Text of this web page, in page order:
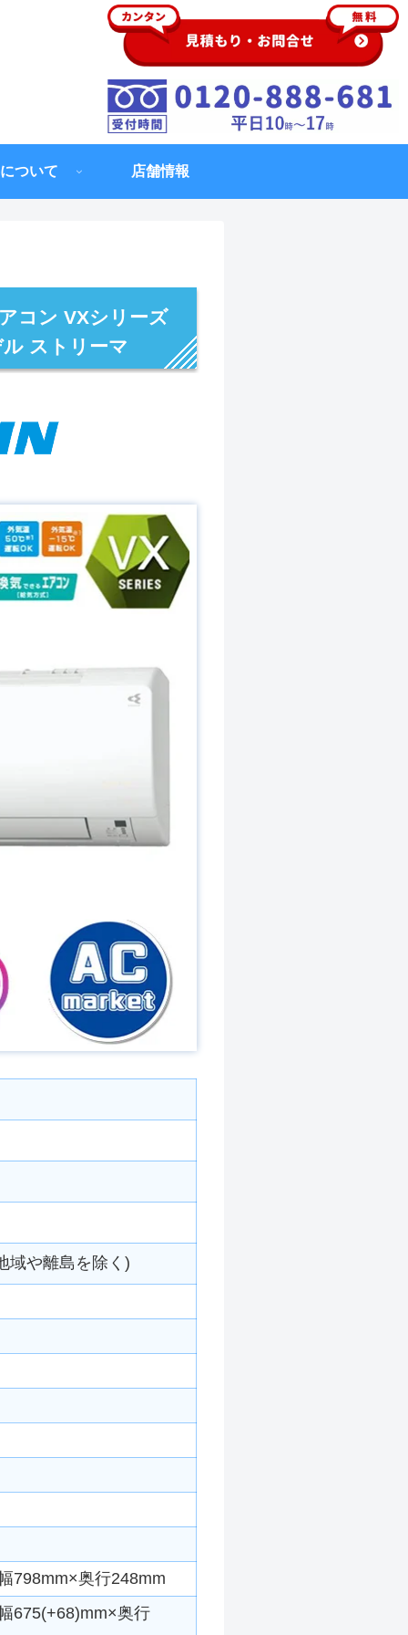
ついて 店舗情報
コン VXシリーズ
ストリーマ
域や離島を除く)
798mm×奥行248mm
675(+68)mm×奥行